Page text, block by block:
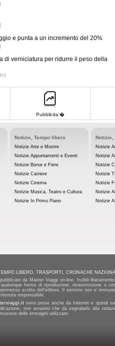
e punta a un incremento del 20%
di verniciatura per ridurre il peso della
Pubblicita'�
Notizie, Tempo libero
Notizie Arte e Mostre
Notizie Appuntamenti e Eventi
Notizie Borse e Fiere
Notizie Carriere
Notizie Cinema
Notizie Musica, Teatro e Cultura
Notizie In Primo Piano
Notizie,
Notizie
Notizie
Notizie
Notizie
Notizie
Notizie
Notizie
LIBERO, TRASPORTI, CRONACHE
da Master Viaggi on-line, fruibili
forma di riproduzione, ritrasmissione o
scritto dell'editore. Il servizio non e'
responsabile.
sono prese anche da Internet e quindi
non avranno che da segnalarlo alla
delle immagini utilizzate.